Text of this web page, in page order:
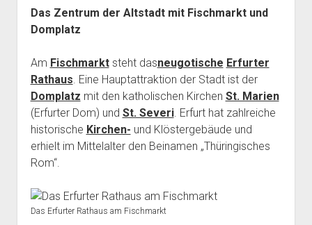
Das Zentrum der Altstadt mit Fischmarkt und
Domplatz
Am Fischmarktsteht dasneugotische Erfurter
Rathaus . Eine Hauptattraktion der Stadt ist der
Domplatz mit den katholischen Kirchen St. Marien
(Erfurter Dom) und St. Severi. Erfurt hat zahlreiche
historische Kirchen- und Klöstergebäude und
erhielt im Mittelalter den Beinamen „Thüringisches
Rom“.
Das Erfurter Rathaus am Fischmarkt